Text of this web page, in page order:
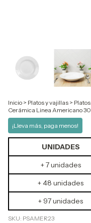
Inicio > Platos y vajillas >
Cerámica Linea Americano
¡Lleva más, paga menos!
UNIDADES
+ 7 unidades
+ 48 unidades
+ 97 unidades
SKU: PSAMER23